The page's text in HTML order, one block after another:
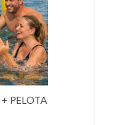
PELOTA